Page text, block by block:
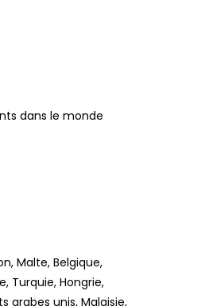
dans le monde
Malte, Belgique,
Turquie, Hongrie,
arabes unis, Malaisie,